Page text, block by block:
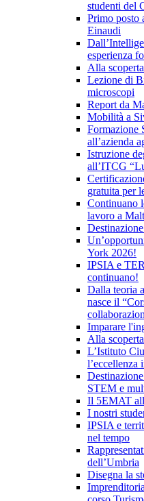
studenti del
Primo posto
Einaudi
esperienza
Alla
Lezione di
microscopi
Report da
Mobilità a
Formazione
all’azienda
Istruzione
all’ITCG
gratuita per
Continuano
lavoro a
York 2026!
IPSIA e
continuano!
Dalla teoria
nasce il
Imparare
Alla
L’Istituto
l’eccellenza
STEM e
Il 5EMAT
I nostri
IPSIA e
nel tempo
dell’Umbria
Disegna la